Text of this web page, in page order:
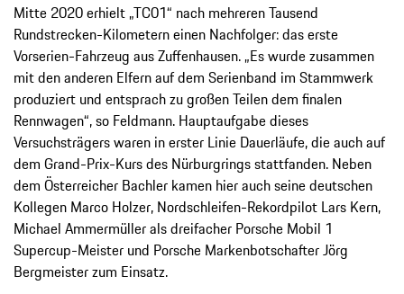
Mitte 2020 erhielt „TC01“ nach mehreren Tausend
Rundstrecken-Kilometern einen Nachfolger: das erste
Vorserien-Fahrzeug aus Zuffenhausen. „Es wurde zusammen
mit den anderen Elfern auf dem Serienband im Stammwerk
produziert und entsprach zu großen Teilen dem finalen
Rennwagen“, so Feldmann. Hauptaufgabe dieses
Versuchsträgers waren in erster Linie Dauerläufe, die auch auf
dem Grand-Prix-Kurs des Nürburgrings stattfanden. Neben
dem Österreicher Bachler kamen hier auch seine deutschen
Kollegen Marco Holzer, Nordschleifen-Rekordpilot Lars Kern,
Michael Ammermüller als dreifacher Porsche Mobil 1
Supercup-Meister und Porsche Markenbotschafter Jörg
Bergmeister zum Einsatz.